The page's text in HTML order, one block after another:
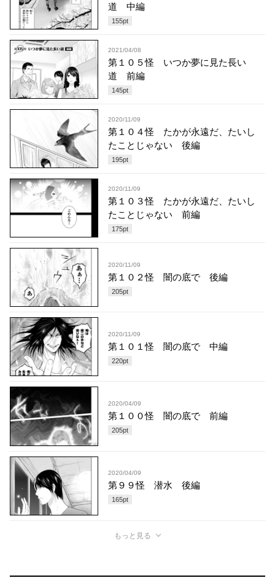
道 中編
155pt
2021/04/08
第１０５怪 いつか夢に見た長い
道 前編
145pt
2020/11/09
第１０４怪 たかが永遠だ、たいし
たことじゃない 後編
195pt
2020/11/09
第１０３怪 たかが永遠だ、たいし
たことじゃない 前編
175pt
2020/11/09
第１０２怪 闇の底で 後編
205pt
2020/11/09
第１０１怪 闇の底で 中編
220pt
2020/04/09
第１００怪 闇の底で 前編
205pt
2020/04/09
第９９怪 潜水 後編
165pt
もっと見る